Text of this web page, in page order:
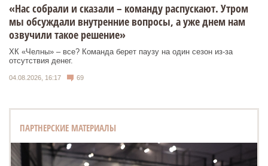
«Нас собрали и сказали – команду распускают. Утром
мы обсуждали внутренние вопросы, а уже днем нам
озвучили такое решение»
ХК «Челны» – все? Команда берет паузу на один сезон из-за
отсутствия денег.
04.08.2026, 16:17 69
ПАРТНЕРСКИЕ МАТЕРИАЛЫ